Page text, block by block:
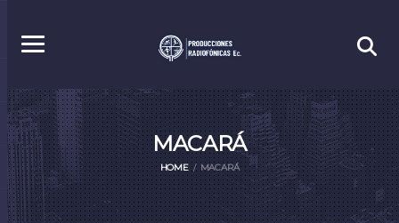
MACARÁ
HOME MACARÁ